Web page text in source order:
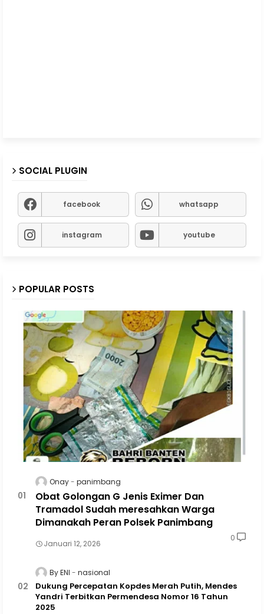
SOCIAL PLUGIN
facebook whatsapp
instagram youtube
POPULAR POSTS
Onay panimbang
Obat Golongan G Jenis Eximer Dan
Tramadol Sudah meresahkan Warga
Dimanakah Peran Polsek Panimbang
Januari 12, 2026
0
By ENI nasional
Dukung Percepatan Kopdes Merah Putih, Mendes
Yandri Terbitkan Permendesa Nomor 16 Tahun
2025